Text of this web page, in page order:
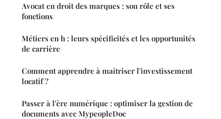
Avocat en droit des marques : son rôle et ses
fonctions
Métiers en h : leurs spécificités et les opportunités
de carrière
Comment apprendre à maitriser l'investissement
locatif ?
Passer à l'ère numérique : optimiser la gestion de
documents avec MypeopleDoc